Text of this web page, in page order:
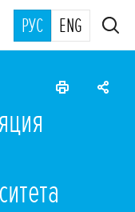
РУС ENG